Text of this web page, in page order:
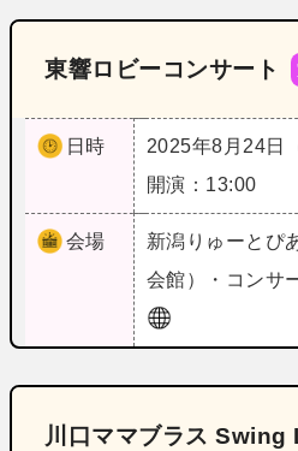
東響ロビーコンサート
日時
2025年8月24日
開演：13:00
会場 新潟 りゅーとぴ
会館）・コンサ
川口ママブラス Swing